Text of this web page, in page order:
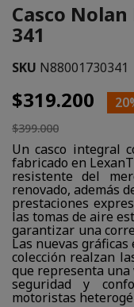
Casco
341
SKU N88001730341
$319.200
$399.000
Un casco integral
fabricado en
resistente del
renovado, además
prestaciones
las tomas de aire
garantizar una
Las nuevas
colección realzan
que representa una
seguridad y
motoristas